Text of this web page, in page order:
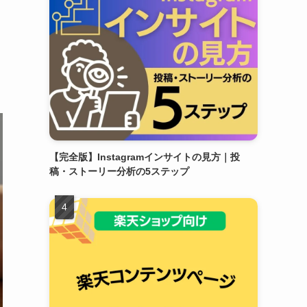
【完全版】Instagramインサイトの見方｜投
稿・ストーリー分析の5ステップ